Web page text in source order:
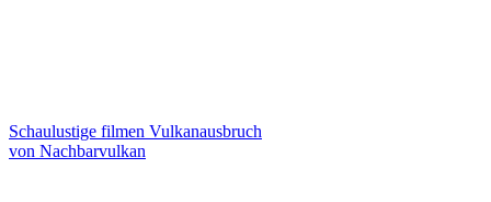
Schaulustige filmen Vulkanausbruch
von Nachbarvulkan